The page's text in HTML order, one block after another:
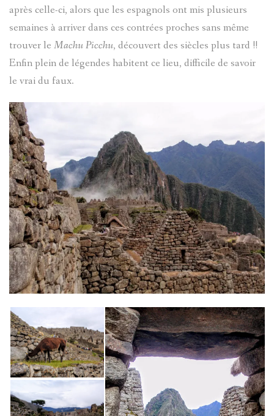
après celle-ci, alors que les espagnols ont mis plusieurs
semaines à arriver dans ces contrées proches sans même
trouver le Machu Picchu, découvert des siècles plus tard !!
Enfin plein de légendes habitent ce lieu, difficile de savoir
le vrai du faux.